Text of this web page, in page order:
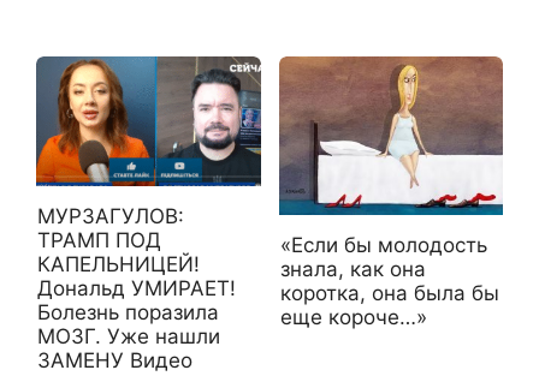
МУРЗАГУЛОВ:
ТРАМП ПОД
КАПЕЛЬНИЦЕЙ!
Дональд УМИРАЕТ!
Болезнь поразила
МОЗГ. Уже нашли
ЗАМЕНУ Видео
«Если бы молодость
знала, как она
коротка, она была бы
еще короче…»